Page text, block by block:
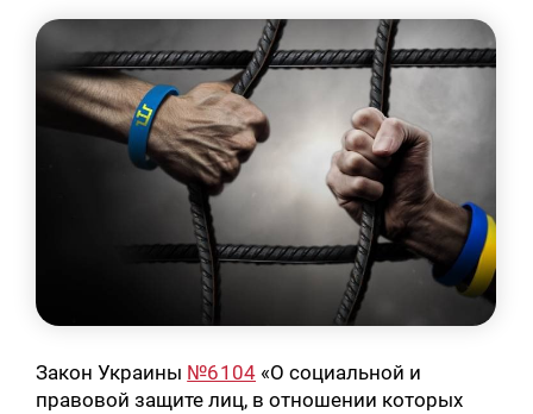
Закон Украины №6104 «О социальной и
правовой защите лиц, в отношении которых